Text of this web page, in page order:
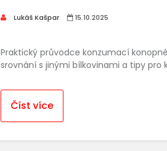
Lukáš Kašpar 15.10.2025
Praktický průvodce konzumací
srovnání s jinými bílkovinami a tipy pro
Číst více